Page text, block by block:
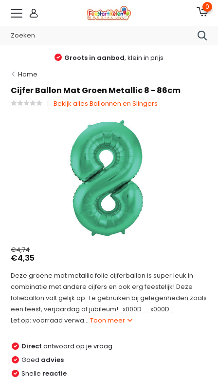
0
Groots in aanbod, klein in prijs
Home
Cijfer Ballon Mat Groen Metallic 8 - 86cm
Bekijk alles Ballonnen en Slingers
€4,74
€4,35
Deze groene mat metallic folie cijferballon is super leuk in
combinatie met andere cijfers en ook erg feestelijk! Deze
folieballon valt gelijk op. Te gebruiken bij gelegenheden zoals
een feest, verjaardag of jubileum!_x000D__x000D_
Let op: voorraad verwa...Toon meer
Direct antwoord op je vraag
Goed advies
Snelle reactie